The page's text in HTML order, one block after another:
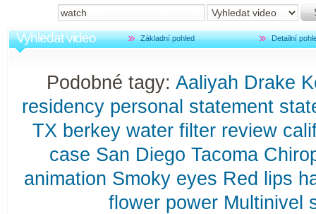
Vyhledat video Základní pohled Detailní
Podobné tagy: Aaliyah Drake
residency personal statement
TX berkey water filter review
case San Diego Tacoma
animation Smoky eyes Red lips
flower power Multinivel